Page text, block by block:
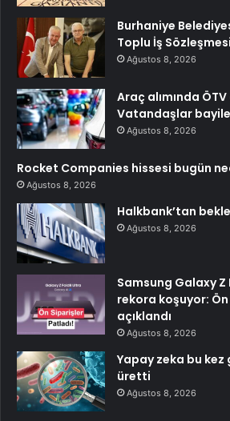
Burhaniye
Toplu İş
Ağustos 8, 2026
Araç alımında
Vatandaşlar
Ağustos 8, 2026
Rocket Companies hissesi bugün
Ağustos 8, 2026
Halkbank’tan
Ağustos 8, 2026
Samsung Galaxy Z
rekora koşuyor:
açıklandı
Ağustos 8, 2026
Yapay zeka bu kez
üretti
Ağustos 8, 2026